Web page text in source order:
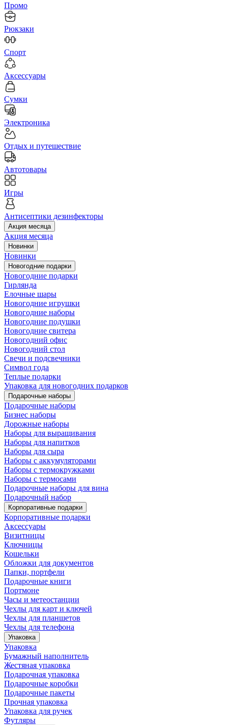
Промо
Рюкзаки
Спорт
Аксессуары
Сумки
Электроника
Отдых и путешествие
Автотовары
Игры
Антисептики дезинфекторы
Акция месяца
Акция месяца
Новинки
Новинки
Новогодние подарки
Новогодние подарки
Гирлянда
Елочные шары
Новогодние игрушки
Новогодние наборы
Новогодние подушки
Новогодние свитера
Новогодний офис
Новогодний стол
Свечи и подсвечники
Символ года
Теплые подарки
Упаковка для новогодних подарков
Подарочные наборы
Подарочные наборы
Бизнес наборы
Дорожные наборы
Наборы для выращивания
Наборы для напитков
Наборы для сыра
Наборы с аккумуляторами
Наборы с термокружками
Наборы с термосами
Подарочные наборы для вина
Подарочный набор
Корпоративные подарки
Корпоративные подарки
Аксессуары
Визитницы
Ключницы
Кошельки
Обложки для документов
Папки, портфели
Подарочные книги
Портмоне
Часы и метеостанции
Чехлы для карт и ключей
Чехлы для планшетов
Чехлы для телефона
Упаковка
Упаковка
Бумажный наполнитель
Жестяная упаковка
Подарочная упаковка
Подарочные коробки
Подарочные пакеты
Прочная упаковка
Упаковка для ручек
Футляры